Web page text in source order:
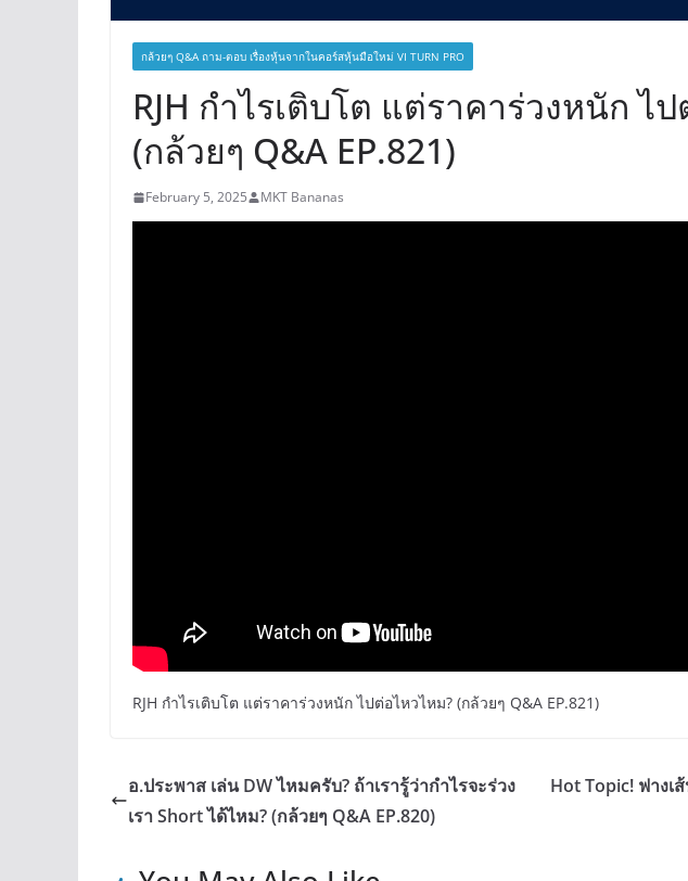
กล้วยๆ Q&A ถาม-ตอบ เรื่องหุ้นจากในคอร์สหุ้นมือใหม่ VI TURN PRO
RJH กำไรเติบโต แต่ราคาร่วงหนัก ไ
(กล้วยๆ Q&A EP.821)
February 5, 2025 MKT Bananas
RJH กำไรเติบโต แต่ราคาร่วงหนัก ไปต่อไหวไหม? (กล้วยๆ Q&A EP.821)
อ.ประพาส เล่น DW ไหมครับ? ถ้าเรารู้ว่ากำไรจะร่วง
เรา Short ได้ไหม? (กล้วยๆ Q&A EP.820)
Hot Topic! ฟางเ